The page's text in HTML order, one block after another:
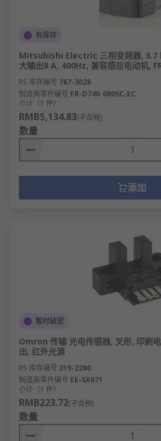
有库存
Mitsubishi Electric 三相变频器, 3.7
大输出8 A, 400Hz, 兼容感应电动机,
RS 库存编号 767-3028
制造商零件编号 FR-D740-080SC-EC
小计（1 件）
RMB5,134.83(不含税)
数量
添加
暂时缺货
Omron 传输 光电传感器, 叉形, 印刷
出, 红外光源
RS 库存编号 219-2280
制造商零件编号 EE-SX671
小计（1 件）
RMB223.72(不含税)
数量